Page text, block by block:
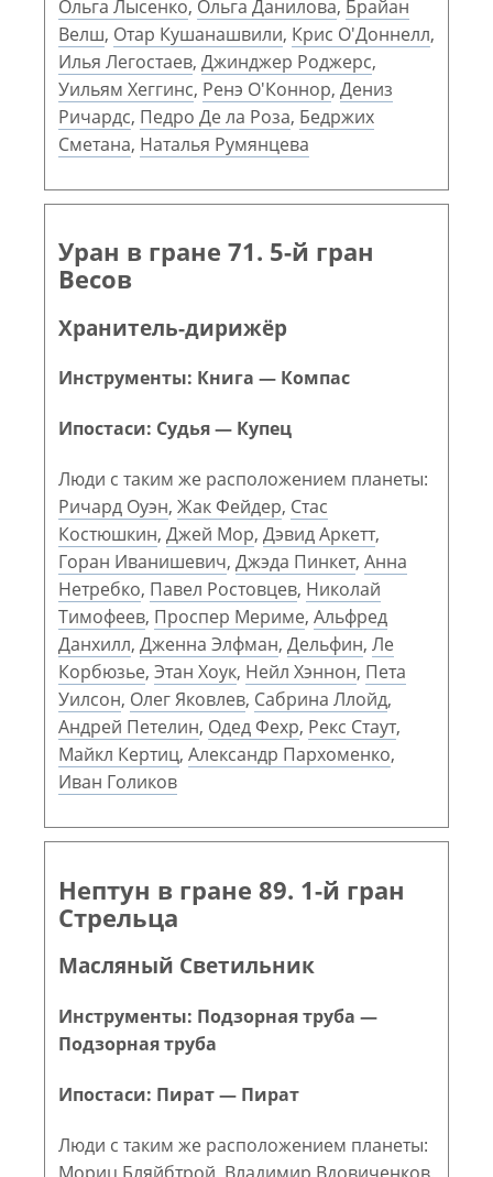
Ольга Лысенко, Ольга Данилова, Брайан
Велш, Отар Кушанашвили, Крис О'Доннелл,
Илья Легостаев, Джинджер Роджерс,
Уильям Хеггинс, Ренэ О'Коннор, Дениз
Ричардс, Педро Де ла Роза, Бедржих
Сметана, Наталья Румянцева
Уран в гране 71. 5-й гран
Весов
Хранитель-дирижёр
Инструменты: Книга — Компас
Ипостаси: Судья — Купец
Люди с таким же расположением планеты:
Ричард Оуэн, Жак Фейдер, Стас
Костюшкин, Джей Мор, Дэвид Аркетт,
Горан Иванишевич, Джэда Пинкет, Анна
Нетребко, Павел Ростовцев, Николай
Тимофеев, Проспер Мериме, Альфред
Данхилл, Дженна Элфман, Дельфин, Ле
Корбюзье, Этан Хоук, Нейл Хэннон, Пета
Уилсон, Олег Яковлев, Сабрина Ллойд,
Андрей Петелин, Одед Фехр, Рекс Стаут,
Майкл Кертиц, Александр Пархоменко,
Иван Голиков
Нептун в гране 89. 1-й гран
Стрельца
Масляный Светильник
Инструменты: Подзорная труба —
Подзорная труба
Ипостаси: Пират — Пират
Люди с таким же расположением планеты: